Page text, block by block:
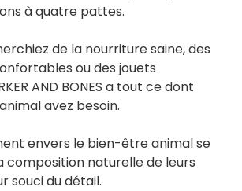
à quatre pattes.
de la nourriture saine, des
ou des jouets
AND BONES a tout ce dont
avez besoin.
envers le bien-être animal se
composition naturelle de leurs
souci du détail.